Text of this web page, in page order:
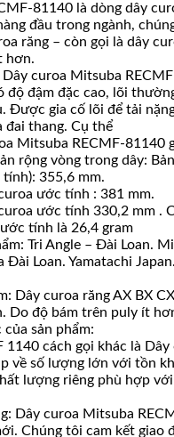
81140 là dòng dây
đầu trong ngành,
răng – còn gọi là dây
hơn.
curoa Mitsuba
độ đậm đặc cao, lõi
Được gia cố lõi để tải
đai thang. Cụ thể
Mitsuba RECMF-81140
rộng vòng trong dây:
355,6 mm.
ước tính : 381 mm.
ước tính 330,2 mm .
tính là 26,4 gram
Tri Angle – Đài Loan.
Đài Loan. Yamatachi
Dây curoa răng AX BX
Do độ bám trên puly ít
sản phẩm:
1140 cách gọi khác là
về số lượng lớn với tồn
lượng riêng phù hợp
Dây curoa Mitsuba
Chúng tôi cam kết giao